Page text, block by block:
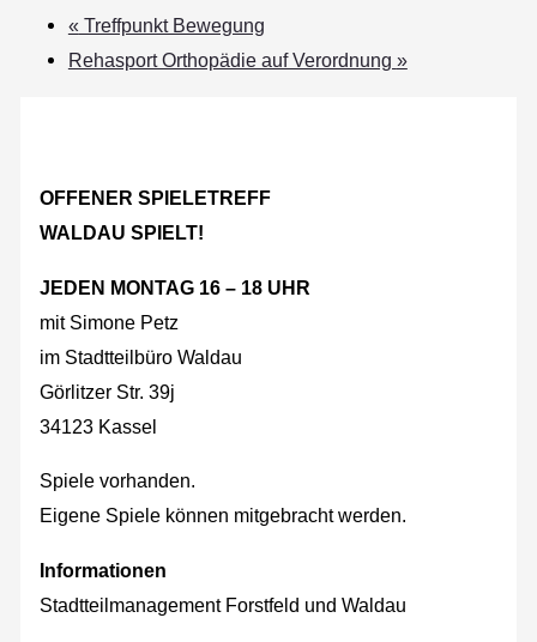
« Treffpunkt Bewegung
Rehasport Orthopädie auf Verordnung »
OFFENER SPIELETREFF
WALDAU SPIELT!
JEDEN MONTAG 16 – 18 UHR
mit Simone Petz
im Stadtteilbüro Waldau
Görlitzer Str. 39j
34123 Kassel
Spiele vorhanden.
Eigene Spiele können mitgebracht werden.
Informationen
Stadtteilmanagement Forstfeld und Waldau